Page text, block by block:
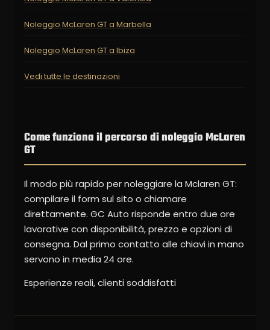
Noleggio McLaren GT a Marbella
Noleggio McLaren GT a Ibiza
Vedi tutte le destinazioni
Come funziona il percorso di noleggio McLaren
GT
Il modo più rapido per noleggiare la Mclaren GT:
compilare il form sul sito o chiamare
direttamente. GC Auto risponde entro due ore
lavorative con disponibilità, prezzo e opzioni di
consegna. Dal primo contatto alle chiavi in mano
servono in media 24 ore.
Esperienze reali, clienti soddisfatti